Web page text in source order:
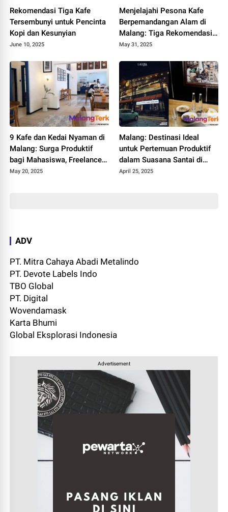
Rekomendasi Tiga Kafe
Tersembunyi untuk Pencinta
Kopi dan Kesunyian
June 10, 2025
Menjelajahi Pesona Kafe
Berpemandangan Alam di
Malang: Tiga Rekomendasi
Wajib Kunjung
May 31, 2025
9 Kafe dan Kedai Nyaman di
Malang: Surga Produktif
bagi Mahasiswa, Freelancer,
dan Pekerja Remote Tahun
May 20, 2025
Malang: Destinasi Ideal
untuk Pertemuan Produktif
dalam Suasana Santai di
Kafe-Kafe Kekinian
April 25, 2025
ADV
PT. Mitra Cahaya Abadi Metalindo
PT. Devote Labels Indo
TBO Global
PT. Digital
Wovendamask
Karta Bhumi
Global Eksplorasi Indonesia
Advertisement